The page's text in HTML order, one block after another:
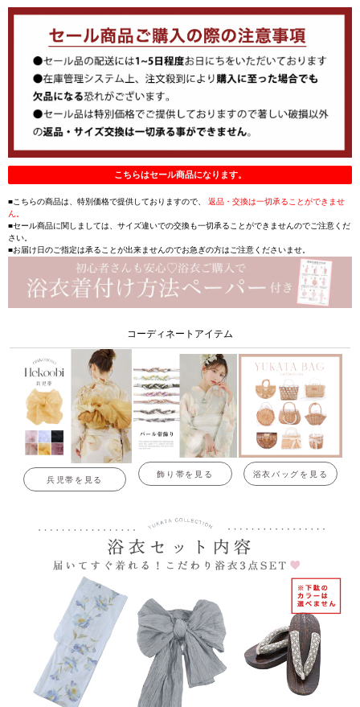
こちらはセール商品になります。
■こちらの商品は、特別価格で提供しておりますので、 返品・交換は一切承ることができませ
ん。
■セール商品に関しましては、サイズ違いでの交換も一切承ることができませんのでご注意くだ
さい。
■お届け日のご指定は承ることが出来ませんのでお急ぎの方はご注意くださいませ。
コーディネートアイテム
兵児帯を見る
飾り帯を見る 浴衣バッグを見る